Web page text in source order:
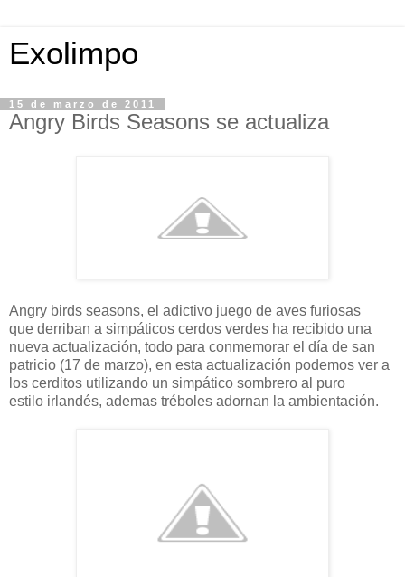
Exolimpo
15 de marzo de 2011
Angry Birds Seasons se actualiza
Angry birds seasons, el adictivo juego de aves furiosas
que derriban a simpáticos cerdos verdes ha recibido una
nueva actualización, todo para conmemorar el día de san
patricio (17 de marzo), en esta actualización podemos ver a
los cerditos utilizando un simpático sombrero al puro
estilo irlandés, ademas tréboles adornan la ambientación.